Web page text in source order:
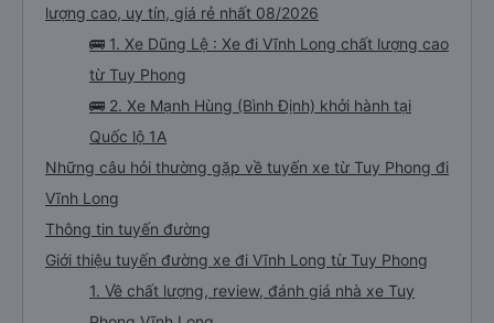
lượng cao, uy tín, giá rẻ nhất 08/2026
🚌 1. Xe Dũng Lệ : Xe đi Vĩnh Long chất lượng cao
từ Tuy Phong
🚌 2. Xe Mạnh Hùng (Bình Định) khởi hành tại
Quốc lộ 1A
Những câu hỏi thường gặp về tuyến xe từ Tuy Phong đi
Vĩnh Long
Thông tin tuyến đường
Giới thiệu tuyến đường xe đi Vĩnh Long từ Tuy Phong
1. Về chất lượng, review, đánh giá nhà xe Tuy